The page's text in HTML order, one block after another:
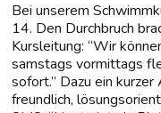
Bei unserem
14. Den Durchbruch
Kursleitung: “Wir
samstags vormittags
sofort.” Dazu ein
freundlich,